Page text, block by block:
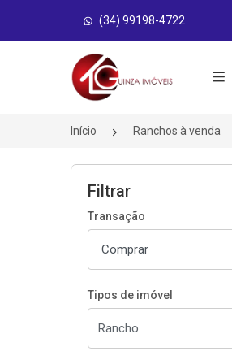
(34) 99198-4722
Página inicial
Início Ranchos à venda
Filtrar
Transação
Tipos de imóvel